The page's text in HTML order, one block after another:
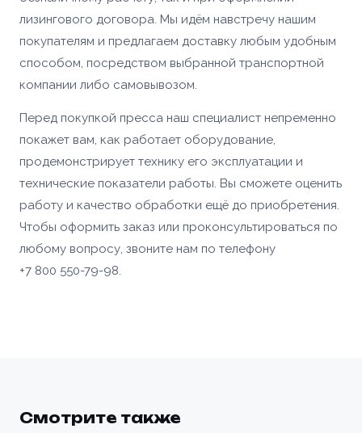
лизингового договора. Мы идём навстречу нашим
покупателям и предлагаем доставку любым удобным
способом, посредством выбранной транспортной
компании либо самовывозом.
Перед покупкой пресса наш специалист непременно
покажет вам, как работает оборудование,
продемонстрирует технику его эксплуатации и
технические показатели работы. Вы сможете оценить
работу и качество обработки ещё до приобретения.
Чтобы оформить заказ или проконсультироваться по
любому вопросу, звоните нам по телефону
+7 800 550-79-98.
Смотрите также
Согласен с условиями политики
конфиденциальности иправилами обработки
персональных данных
📎 Прикрепить реквизиты
Заказать
Согласен с условиями политики
конфиденциальностииправилами обработки
Отправить заявку
Отправить заявку